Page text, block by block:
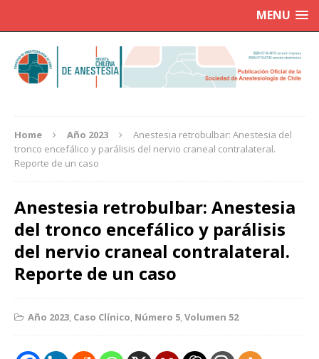
MENU
Home Año 2023
Anestesia retrobulbar: Anestesia del
tronco encefálico y parálisis del nervio craneal contralateral.
Reporte de un caso
Anestesia retrobulbar: Anestesia
del tronco encefálico y parálisis
del nervio craneal contralateral.
Reporte de un caso
Año 2023, Caso Clínico, Número 5,Volumen 52